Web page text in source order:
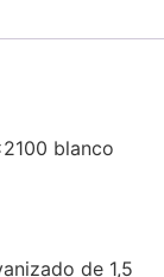
blanco
de 1,5